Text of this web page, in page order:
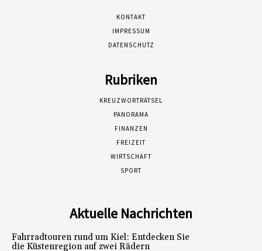
KONTAKT
IMPRESSUM
DATENSCHUTZ
Rubriken
KREUZWORTRÄTSEL
PANORAMA
FINANZEN
FREIZEIT
WIRTSCHAFT
SPORT
Aktuelle Nachrichten
Fahrradtouren rund um Kiel: Entdecken Sie
die Küstenregion auf zwei Rädern